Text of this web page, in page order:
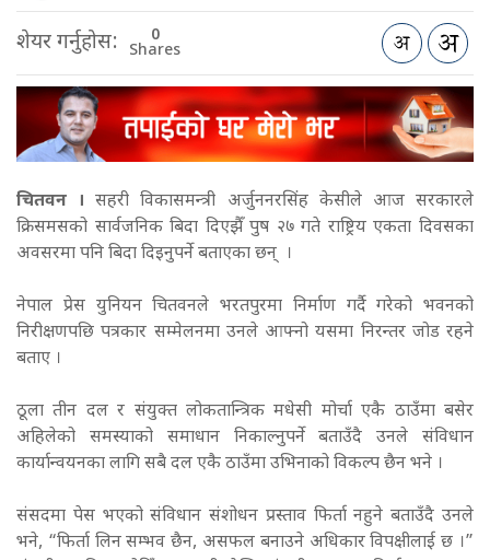
शेयर गर्नुहोस: 0
Shares
चितवन । सहरी विकासमन्त्री अर्जुननरसिंह केसीले आज सरकारले
क्रिसमसको सार्वजनिक बिदा दिएझैँ पुष २७ गते राष्ट्रिय एकता दिवसका
अवसरमा पनि बिदा दिइनुपर्ने बताएका छन् ।
नेपाल प्रेस युनियन चितवनले भरतपुरमा निर्माण गर्दै गरेको भवनको
निरीक्षणपछि पत्रकार सम्मेलनमा उनले आफ्नो यसमा निरन्तर जोड रहने
बताए ।
ठूला तीन दल र संयुक्त लोकतान्त्रिक मधेसी मोर्चा एकै ठाउँमा बसेर
अहिलेको समस्याको समाधान निकाल्नुपर्ने बताउँदै उनले संविधान
कार्यान्वयनका लागि सबै दल एकै ठाउँमा उभिनाको विकल्प छैन भने ।
संसदमा पेस भएको संविधान संशोधन प्रस्ताव फिर्ता नहुने बताउँदै उनले
भने, “फिर्ता लिन सम्भव छैन, असफल बनाउने अधिकार विपक्षीलाई छ ।”